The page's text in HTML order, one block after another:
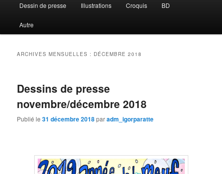
Aller au contenu principal
Aller au contenu secondaire
Dessin de presse Illustrations Croquis BD
Autre
ARCHIVES MENSUELLES : DÉCEMBRE 2018
Dessins de presse
novembre/décembre 2018
Publié le31 décembre 2018paradm_igorparatte